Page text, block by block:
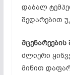
დაბალ
შედარებით
მცენარეების
ძლიერი
მიწით